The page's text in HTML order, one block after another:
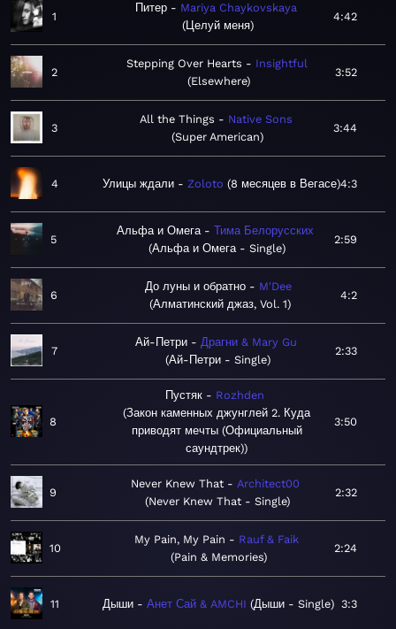
1
Питер
Mariya Chaykovskaya
Целуй меня
4:42
2
Stepping Over Hearts
Insightful
Elsewhere
3:52
3
All the Things
Native Sons
Super American
3:44
4 Улицы ждали Zoloto 8 месяцев в Вегасе 4:3
5
Альфа и Омега
Тима Белорусских
Альфа и Омега - Single
2:59
6
До луны и обратно
M'Dee
Алматинский джаз, Vol. 1
4:2
7
Ай-Петри
Драгни & Mary Gu
Ай-Петри - Single
2:33
8
Пустяк
Rozhden
Закон каменных джунглей 2. Куда
приводят мечты (Официальный
саундтрек)
3:50
9
Never Knew That
Architect00
Never Knew That - Single
2:32
10
My Pain, My Pain
Rauf & Faik
Pain & Memories
2:24
11 Дыши Анет Сай & AMCHI Дыши - Single 3:3